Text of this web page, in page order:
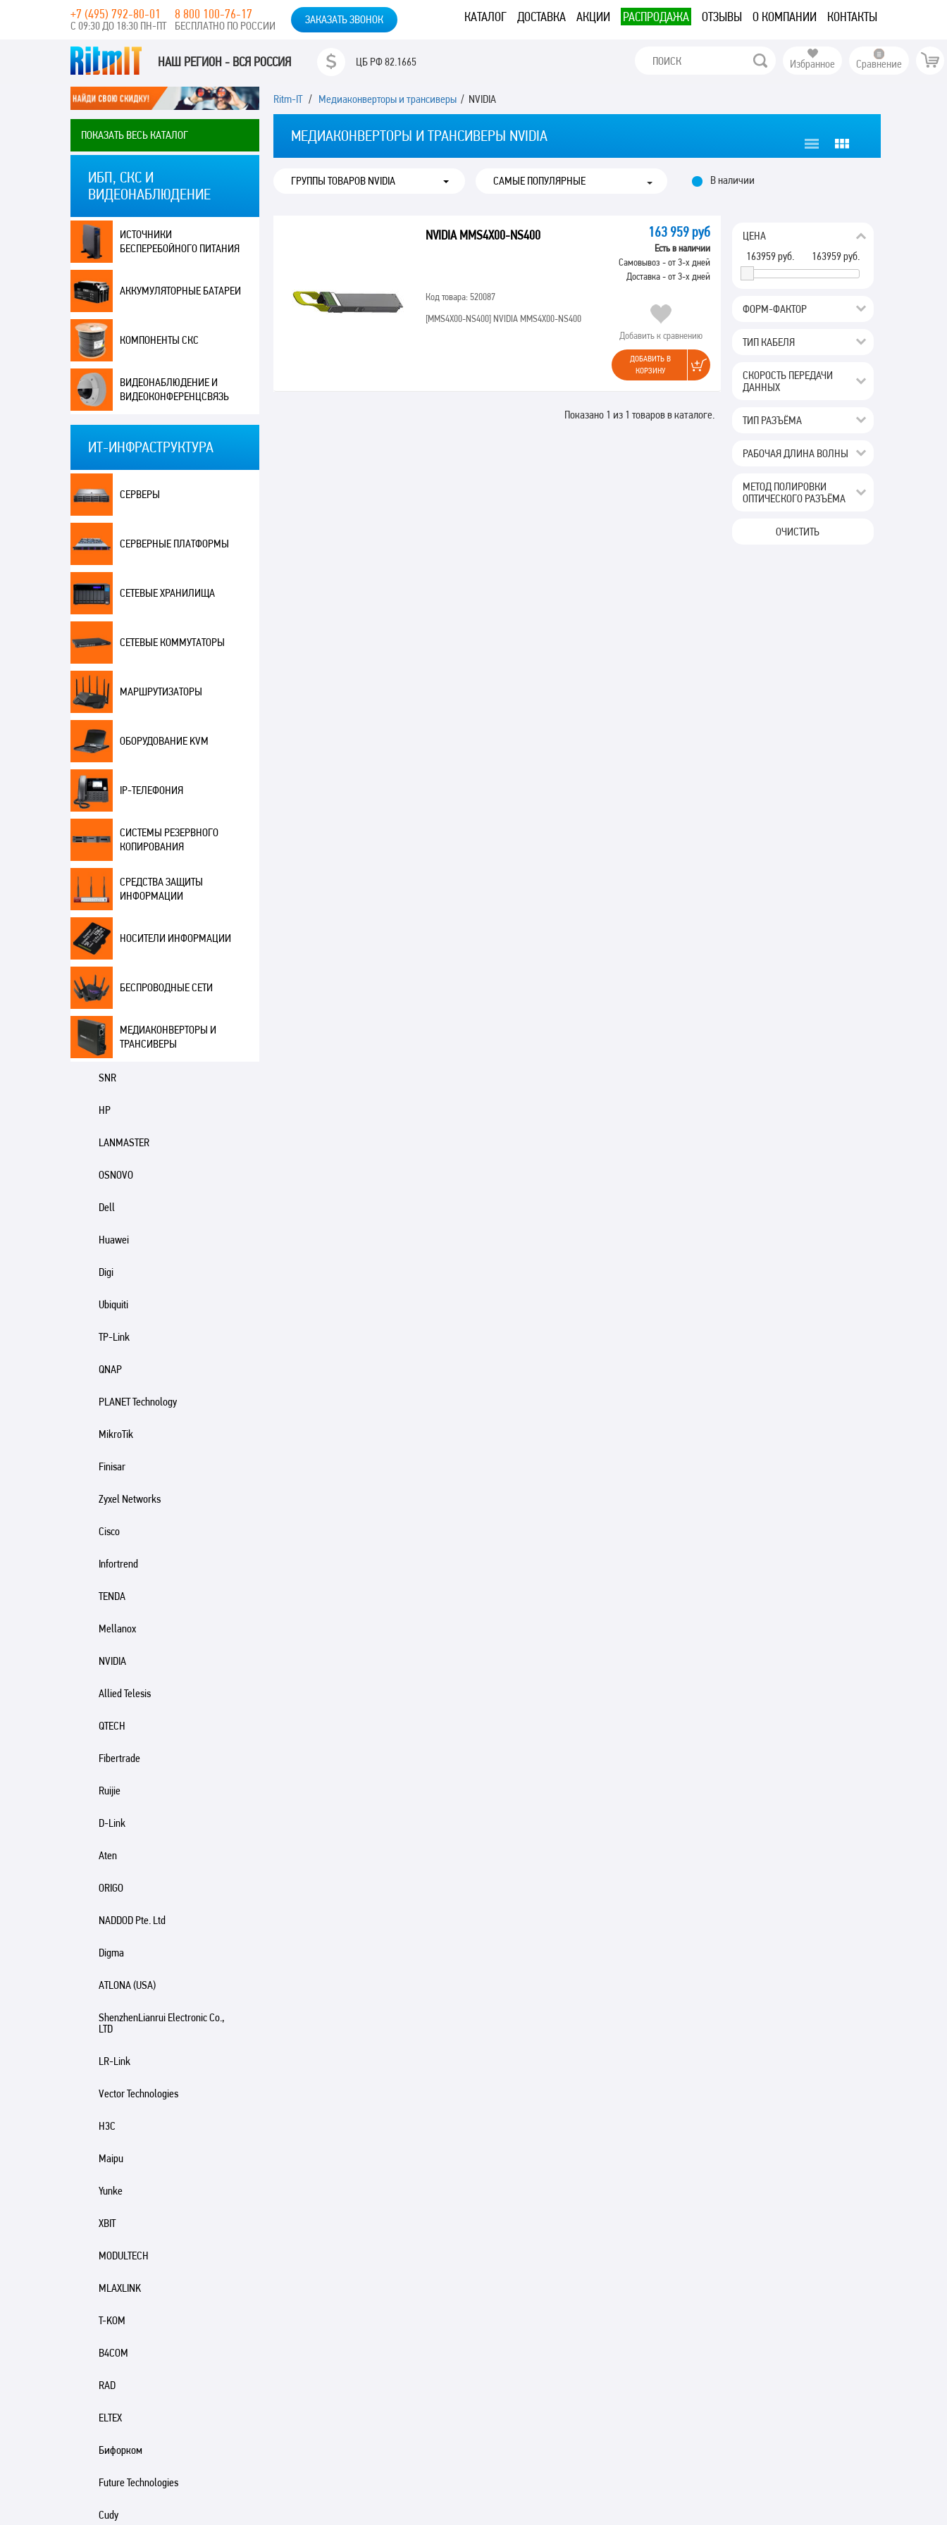
КАТАЛОГ ДОСТАВКА АКЦИИ РАСПРОДАЖА ОТЗЫВЫ О КОМПАНИИ КОНТАКТЫ
+7 (495) 792-80-01
С 09:30 ДО 18:30 ПН-ПТ
8 800 100-76-17
БЕСПЛАТНО ПО РОССИИ ЗАКАЗАТЬ ЗВОНОК
НАШ РЕГИОН - ВСЯ РОССИЯ ЦБ РФ82.1665 Избранное Сравнение
ПОКАЗАТЬ ВЕСЬ КАТАЛОГ
ИБП, СКС И
ВИДЕОНАБЛЮДЕНИЕ
ИСТОЧНИКИ
БЕСПЕРЕБОЙНОГО ПИТАНИЯ
АККУМУЛЯТОРНЫЕ БАТАРЕИ
КОМПОНЕНТЫ СКС
ВИДЕОНАБЛЮДЕНИЕ И
ВИДЕОКОНФЕРЕНЦСВЯЗЬ
ИТ-ИНФРАСТРУКТУРА
СЕРВЕРЫ
СЕРВЕРНЫЕ ПЛАТФОРМЫ
СЕТЕВЫЕ ХРАНИЛИЩА
СЕТЕВЫЕ КОММУТАТОРЫ
МАРШРУТИЗАТОРЫ
ОБОРУДОВАНИЕ KVM
IP-ТЕЛЕФОНИЯ
СИСТЕМЫ РЕЗЕРВНОГО
КОПИРОВАНИЯ
СРЕДСТВА ЗАЩИТЫ
ИНФОРМАЦИИ
НОСИТЕЛИ ИНФОРМАЦИИ
БЕСПРОВОДНЫЕ СЕТИ
МЕДИАКОНВЕРТОРЫ И
ТРАНСИВЕРЫ
SNR
HP
LANMASTER
OSNOVO
Dell
Huawei
Digi
Ubiquiti
TP-Link
QNAP
PLANET Technology
MikroTik
Finisar
Zyxel Networks
Cisco
Infortrend
TENDA
Mellanox
NVIDIA
Allied Telesis
QTECH
Fibertrade
Ruijie
D-Link
Aten
ORIGO
NADDOD Pte. Ltd
Digma
ATLONA (USA)
ShenzhenLianrui Electronic Co.,
LTD
LR-Link
Vector Technologies
H3C
Maipu
Yunke
XBIT
MODULTECH
MLAXLINK
T-KOM
B4COM
RAD
ELTEX
Бифорком
Future Technologies
Cudy
Ritm-IT/ Медиаконверторы и трансиверы / NVIDIA
МЕДИАКОНВЕРТОРЫ И ТРАНСИВЕРЫ NVIDIA
ГРУППЫ ТОВАРОВ NVIDIA В наличии
ЦЕНА
163959руб.
163959руб.
ФОРМ-ФАКТОР
ТИП КАБЕЛЯ
СКОРОСТЬ ПЕРЕДАЧИ
ДАННЫХ
ТИП РАЗЪЁМА
РАБОЧАЯ ДЛИНА ВОЛНЫ
МЕТОД ПОЛИРОВКИ
ОПТИЧЕСКОГО РАЗЪЁМА
ОЧИСТИТЬ
NVIDIA MMS4X00-NS400
Код товара: 520087
[MMS4X00-NS400]NVIDIA MMS4X00-NS400
163 959 руб
Есть в наличии
Самовывоз - от 3-х дней
Доставка - от 3-х дней
Добавить к сравнению
ДОБАВИТЬ В
КОРЗИНУ
Показано 1 из 1 товаров в каталоге.